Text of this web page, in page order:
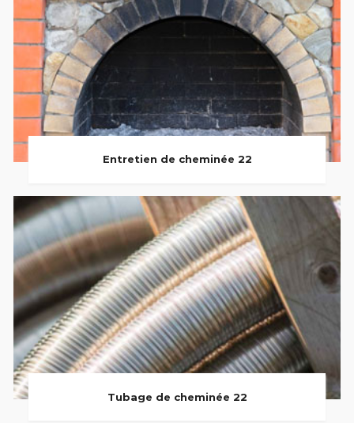
Entretien de cheminée 22
Tubage de cheminée 22